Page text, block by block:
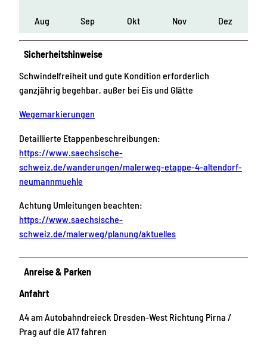
Aug Sep Okt Nov Dez
Sicherheitshinweise
Schwindelfreiheit und gute Kondition erforderlich
ganzjährig begehbar, außer bei Eis und Glätte
Wegemarkierungen
Detaillierte Etappenbeschreibungen:
https://www.saechsische-
schweiz.de/wanderungen/malerweg-etappe-4-altendorf-
neumannmuehle
Achtung Umleitungen beachten:
https://www.saechsische-
schweiz.de/malerweg/planung/aktuelles
Anreise & Parken
Anfahrt
A4 am Autobahndreieck Dresden-West Richtung Pirna /
Prag auf die A17 fahren